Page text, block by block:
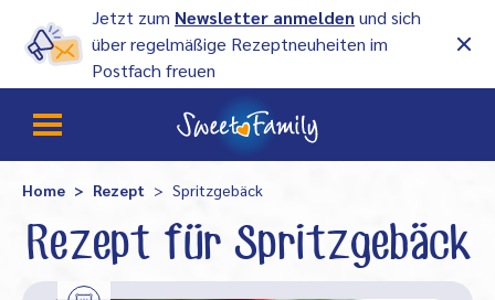
Jetzt zum Newsletter anmelden und sich
über regelmäßige Rezeptneuheiten im
Postfach freuen
Home Rezept Spritzgebäck
Rezept für Spritzgebäck